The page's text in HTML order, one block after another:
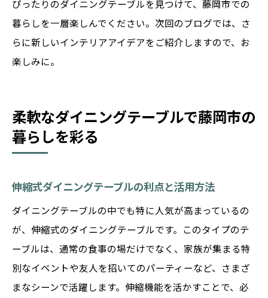
テーブル
温かみのあるデザインで人を招くテーブル
藤岡市のインテリアに合うダイニングテーブル
の探し方
藤岡市のトレンドを取り入れたテーブル選
び
案
藤岡市でのインテリアに映えるテーブル選
択
長年使えるお気に入りのテーブルを見つけ
る
藤岡市のインテリアに自然に溶け込むテー
ぴったりのダイニングテーブルを見つけて、藤岡市での
暮らしを一層楽しんでください。次回のブログでは、さ
らに新しいインテリアアイデアをご紹介しますので、お
楽しみに。
柔軟なダイニングテーブルで藤岡市の
暮らしを彩る
伸縮式ダイニングテーブルの利点と活用方法
ダイニングテーブルの中でも特に人気が高まっているの
が、伸縮式のダイニングテーブルです。このタイプのテ
ーブルは、通常の食事の場だけでなく、家族が集まる特
別なイベントや友人を招いてのパーティーなど、さまざ
まなシーンで活躍します。伸縮機能を活かすことで、必